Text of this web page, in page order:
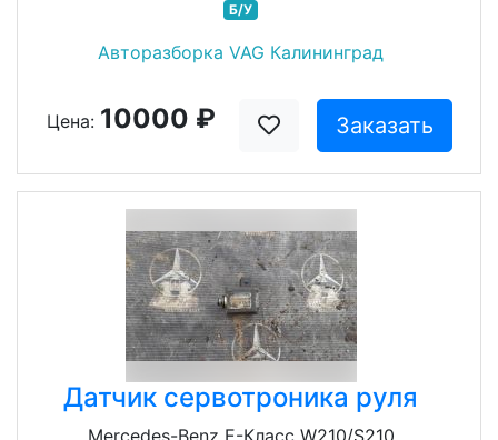
Б/У
Авторазборка VAG Калининград
Цена: 10000 ₽ Заказать
Датчик сервотроника руля
Mercedes-Benz E-Класс W210/S210